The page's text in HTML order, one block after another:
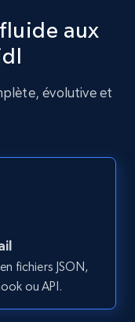
Bedrooms,
gratuit
-
home
Bedrooms,
aux
évolutive et
fichiers JSON,
ou API.